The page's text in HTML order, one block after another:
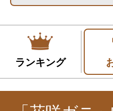
ランキング